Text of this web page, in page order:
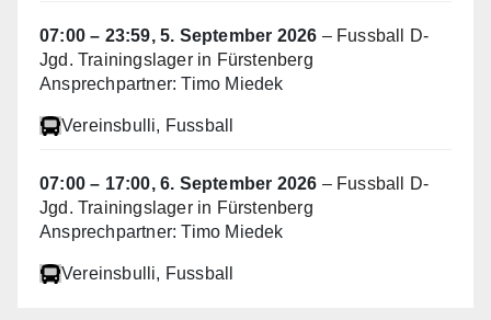
07:00 – 23:59,5. September 2026 – Fussball D-
Jgd. Trainingslager in Fürstenberg
Ansprechpartner: Timo Miedek
Vereinsbulli, Fussball
07:00 – 17:00,6. September 2026 – Fussball D-
Jgd. Trainingslager in Fürstenberg
Ansprechpartner: Timo Miedek
Vereinsbulli, Fussball